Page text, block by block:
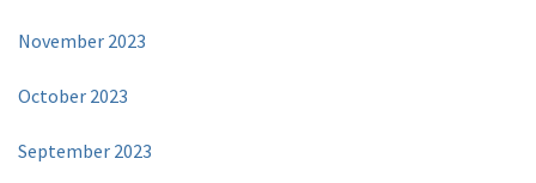
November 2023
October 2023
September 2023